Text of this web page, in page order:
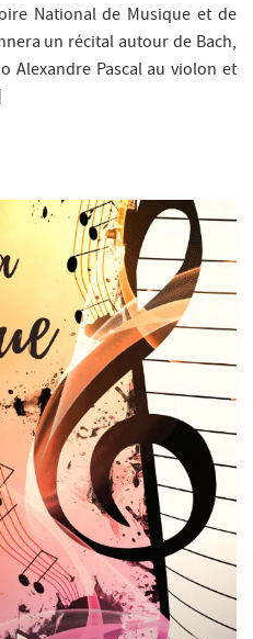
National de Musique et de
un récital autour de Bach,
Alexandre Pascal au violon et